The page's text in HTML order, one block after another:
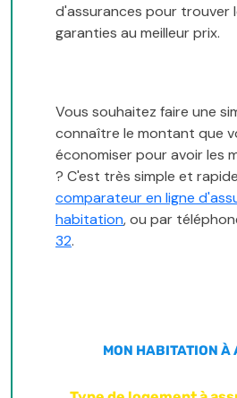
d'assurances pour trouver
garanties au meilleur prix.
Vous souhaitez faire une
connaître le montant que
économiser pour avoir les
? C'est très simple et
comparateur en ligne
habitation, ou par
32.